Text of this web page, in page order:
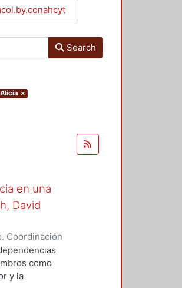
Search
×
en una
David
Coordinación
como
y la